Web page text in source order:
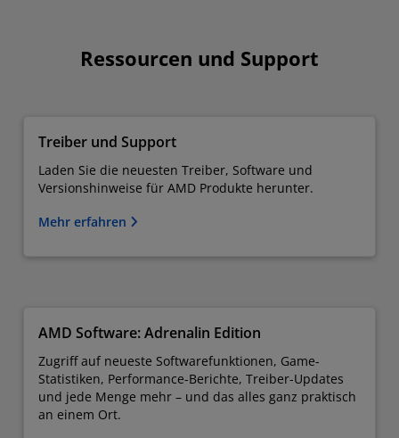
Ressourcen und Support
Treiber und Support
Laden Sie die neuesten Treiber, Software und
Versionshinweise für AMD Produkte herunter.
Mehr erfahren
AMD Software: Adrenalin Edition
Zugriff auf neueste Softwarefunktionen, Game-
Statistiken, Performance-Berichte, Treiber-Updates
und jede Menge mehr – und das alles ganz praktisch
an einem Ort.